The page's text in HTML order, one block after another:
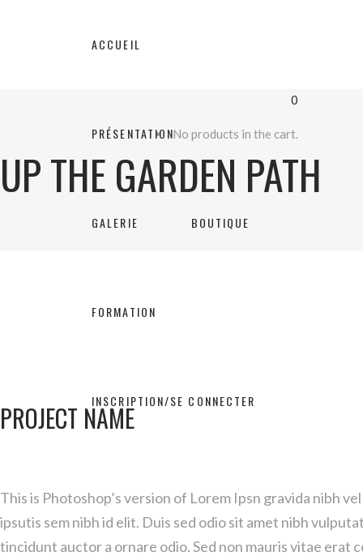
ACCUEIL
PRÉSENTATION
GALERIE BOUTIQUE
FORMATION
INSCRIPTION/SE CONNECTER
0
No products in the cart.
UP THE GARDEN PATH
PROJECT NAME
This is Photoshop’s version of Lorem Ipsn gravida nibh
ipsutis sem nibh id elit. Duis sed odio sit amet nibh
tincidunt auctor a ornare odio. Sed non mauris vitae erat